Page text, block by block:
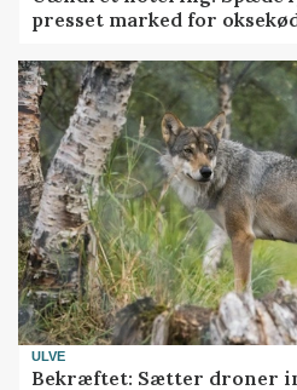
presset marked for
ULVE
Bekræftet: Sætter droner